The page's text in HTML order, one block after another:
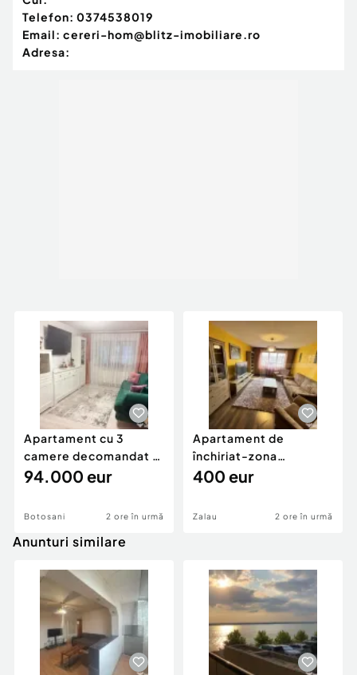
Telefon: 0374538019
Email: cereri-hom@blitz-imobiliare.ro
Adresa:
Apartament cu 3
camere decomandat -
renovat - Bucovina -
94.000 eur
Botosani 2 ore în urmă
Apartament de
închiriat-zona
ultracentrală
400 eur
Zalau 2 ore în urmă
Anunturi similare